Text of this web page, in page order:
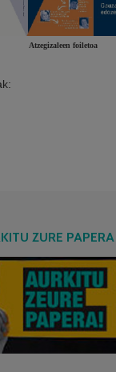
Atzegizaleen foiletoa
ZURE PAPERA